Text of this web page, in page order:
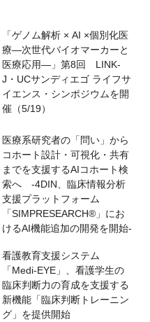
「ゲノム解析 × AI ×個別化医
療―次世代バイオマーカーと
医療応用―」第8回 LINK-
J・UCサンディエゴ ライフサ
イエンス・シンポジウムを開
催（5/19）
医療系研究者の「問い」から
コホート設計・可視化・共有
までを支援するAIコホート検
索へ -4DIN、臨床情報分析
支援プラットフォーム
「SIMPRESEARCH®」にお
けるAI機能追加の開発を開始-
看護教育支援システム
「Medi-EYE」、看護学生の
臨床判断力の育成を支援する
新機能「臨床判断トレーニン
グ」を提供開始